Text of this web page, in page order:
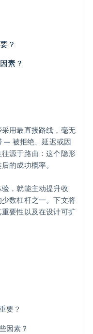
构建经济基础设施。
？
素？
用最直接路线，毫无
— 被拒绝、延迟或因
源于路由：这个隐形
的成功概率。
，就能主动提升收
少数杠杆之一。下文将
要性以及在设计可扩
要？
因素？